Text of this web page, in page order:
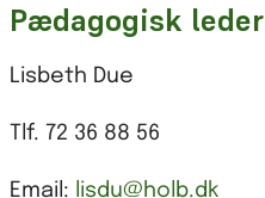
Pædagogisk leder
Lisbeth Due
Tlf. 72 36 88 56
Email: lisdu@holb.dk